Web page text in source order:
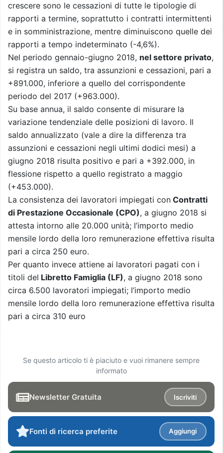
crescere sono le cessazioni di tutte le tipologie di
rapporti a termine, soprattutto i contratti intermittenti
e in somministrazione, mentre diminuiscono quelle dei
rapporti a tempo indeterminato (-4,6%).
Nel periodo gennaio-giugno 2018, nel settore privato,
si registra un saldo, tra assunzioni e cessazioni, pari a
+891.000, inferiore a quello del corrispondente
periodo del 2017 (+963.000).
Su base annua, il saldo consente di misurare la
variazione tendenziale delle posizioni di lavoro. Il
saldo annualizzato (vale a dire la differenza tra
assunzioni e cessazioni negli ultimi dodici mesi) a
giugno 2018 risulta positivo e pari a +392.000, in
flessione rispetto a quello registrato a maggio
(+453.000).
La consistenza dei lavoratori impiegati con Contratti
di Prestazione Occasionale (CPO), a giugno 2018 si
attesta intorno alle 20.000 unità; l’importo medio
mensile lordo della loro remunerazione effettiva risulta
pari a circa 250 euro.
Per quanto invece attiene ai lavoratori pagati con i
titoli del Libretto Famiglia (LF), a giugno 2018 sono
circa 6.500 lavoratori impiegati; l’importo medio
mensile lordo della loro remunerazione effettiva risulta
pari a circa 310 euro
Se questo articolo ti è piaciuto e vuoi rimanere sempre
informato
Newsletter Gratuita Iscriviti
Fonti di ricerca preferite Aggiungi